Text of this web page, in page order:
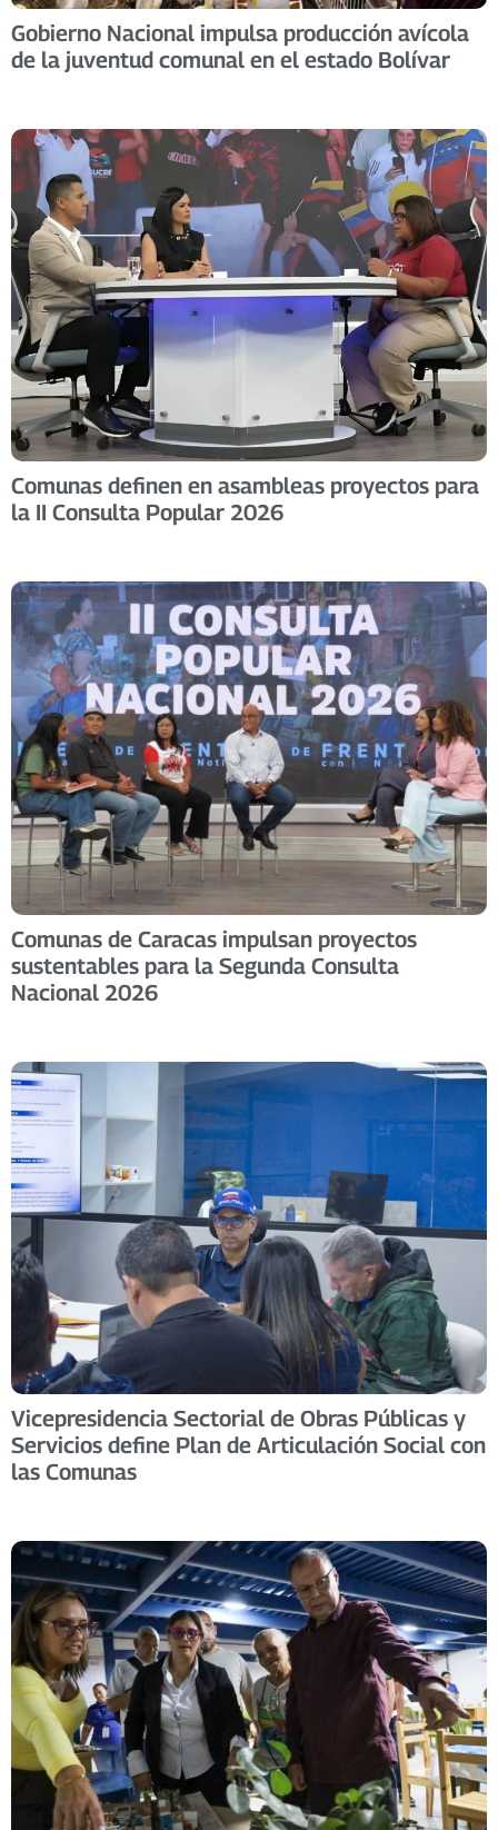
Gobierno Nacional impulsa producción avícola
de la juventud comunal en el estado Bolívar
Comunas definen en asambleas proyectos para
la II Consulta Popular 2026
Comunas de Caracas impulsan proyectos
sustentables para la Segunda Consulta
Nacional 2026
Vicepresidencia Sectorial de Obras Públicas y
Servicios define Plan de Articulación Social con
las Comunas